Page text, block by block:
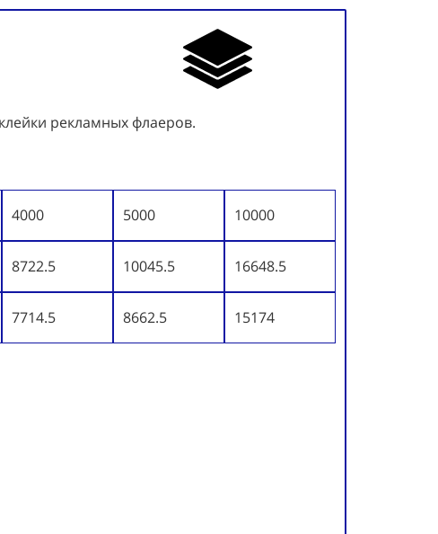
рекламных флаеров.
4000 5000 10000
8722.5 10045.5 16648.5
7714.5 8662.5 15174